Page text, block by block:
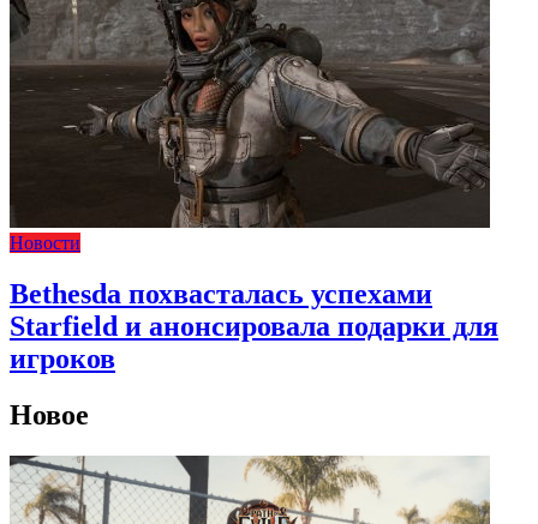
Новости
Bethesda похвасталась успехами
Starfield и анонсировала подарки для
игроков
Новое